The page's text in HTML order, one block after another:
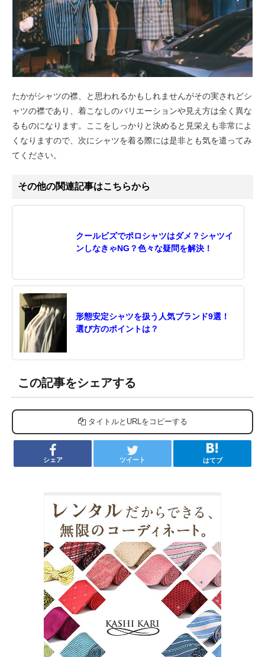
たかがシャツの襟、と思われるかもしれませんがその実されどシ
ャツの襟であり、着こなしのバリエーションや見え方は全く異な
るものになります。ここをしっかりと決めると見栄えも非常によ
くなりますので、次にシャツを着る際には是非とも気を遣ってみ
てください。
その他の関連記事はこちらから
クールビズでポロシャツはダメ？シャツイ
ンしなきゃNG？色々な疑問を解決！
形態安定シャツを扱う人気ブランド9選！
選び方のポイントは？
この記事をシェアする
タイトルとURLをコピーする
シェア ツイート はてブ